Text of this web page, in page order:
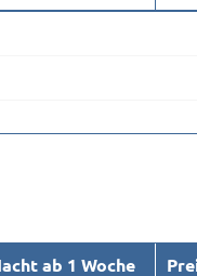
ab 1 Woche